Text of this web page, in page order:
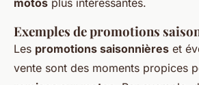
motos plus intéressantes.
Exemples de promotions
Les promotions saisonnières et
vente sont des moments propices